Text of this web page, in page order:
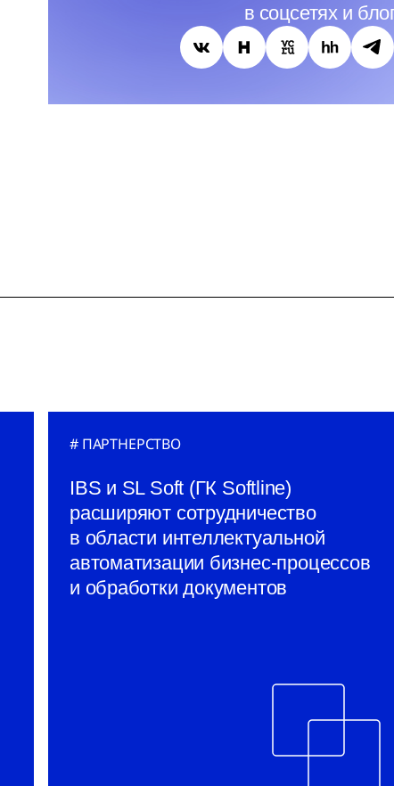
в соцсетях и
ПАРТНЕРСТВО
IBS и SL Soft (ГК Softline)
расширяют сотрудничество
в области интеллектуальной
автоматизации бизнес-процессов
и обработки документов